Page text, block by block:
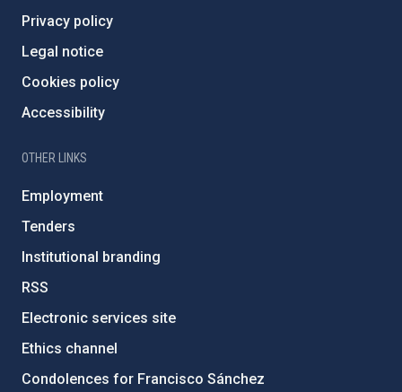
Privacy policy
Legal notice
Cookies policy
Accessibility
OTHER LINKS
Employment
Tenders
Institutional branding
RSS
Electronic services site
Ethics channel
Condolences for Francisco Sánchez